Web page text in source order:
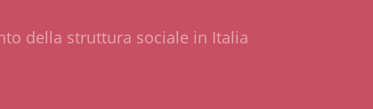
della struttura sociale in Italia